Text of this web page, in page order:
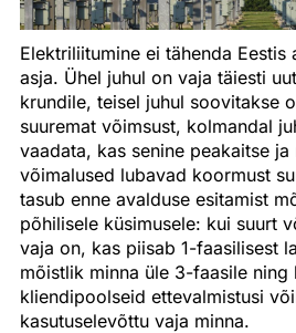
Elektriliitumine ei tähenda Eestis
asja. Ühel juhul on vaja täiesti
krundile, teisel juhul soovitakse
suuremat võimsust, kolmandal
vaadata, kas senine peakaitse ja
võimalused lubavad koormust
tasub enne avalduse esitamist
põhilisele küsimusele: kui suurt
vaja on, kas piisab 1-faasilisest
mõistlik minna üle 3-faasile ning
kliendipoolseid ettevalmistusi
kasutuselevõttu vaja minna.